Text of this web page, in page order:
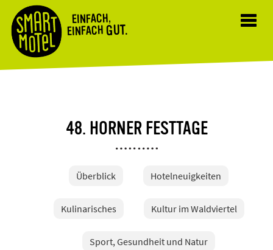
EINFACH,
EINFACH GUT.
48. HORNER FESTTAGE
Überblick Hotelneuigkeiten
Kulinarisches Kultur im Waldviertel
Sport, Gesundheit und Natur